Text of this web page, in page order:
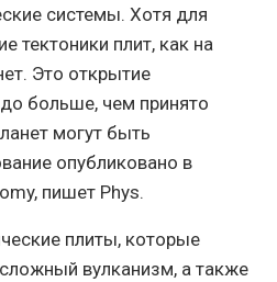
системы. Хотя для
тектоники плит, как на
Это открытие
больше, чем принято
могут быть
опубликовано в
пишет Phys.
плиты, которые
вулканизм, а также